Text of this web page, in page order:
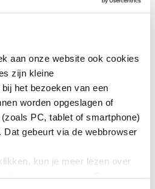
aan onze website ook cookies
zijn kleine
het bezoeken van een
worden opgeslagen of
PC, tablet of smartphone)
Dat gebeurt via de webbrowser
kun je meer lezen over
‘H-notatie’ om dat
kan worden opgenomen